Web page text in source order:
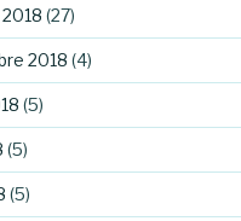
(27)
2018 (4)
(5)
(5)
(5)